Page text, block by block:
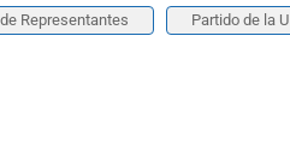
Representantes Partido de la U